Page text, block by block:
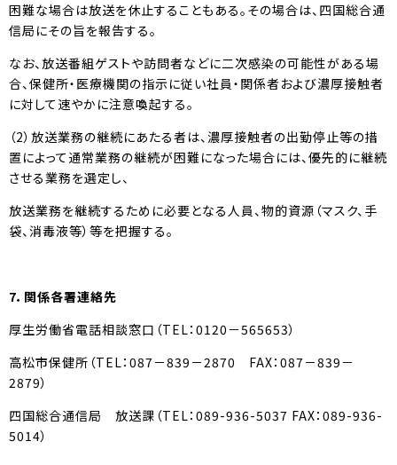
困難な場合は放送を休止することもある。その場合は、四国総合通
信局にその旨を報告する。
なお、放送番組ゲストや訪問者などに二次感染の可能性がある場
合、保健所・医療機関の指示に従い社員・関係者および濃厚接触者
に対して速やかに注意喚起する。
（2）放送業務の継続にあたる者は、濃厚接触者の出勤停止等の措
置によって通常業務の継続が困難になった場合には、優先的に継続
させる業務を選定し、
放送業務を継続するために必要となる人員、物的資源（マスク、手
袋、消毒液等）等を把握する。
7．関係各署連絡先
厚生労働省電話相談窓口（TEL：0120－565653）
高松市保健所（TEL：087－839－2870 FAX：087－839－
2879）
四国総合通信局 放送課（TEL：089-936-5037 FAX：089-936-
5014）